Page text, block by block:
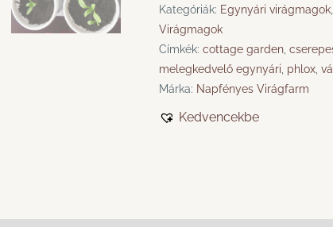
Kategóriák: Egynyári virágmagok
Virágmagok
Címkék: cottage garden
melegkedvelő egynyári phlox
Márka: Napfényes Virágfarm
Kedvencekbe